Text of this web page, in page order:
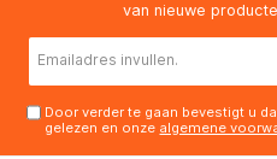
van nieuwe
Door verder te gaan bevestigt u
gelezen en onze algemene